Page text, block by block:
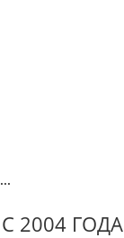
...
2004 ГОДА